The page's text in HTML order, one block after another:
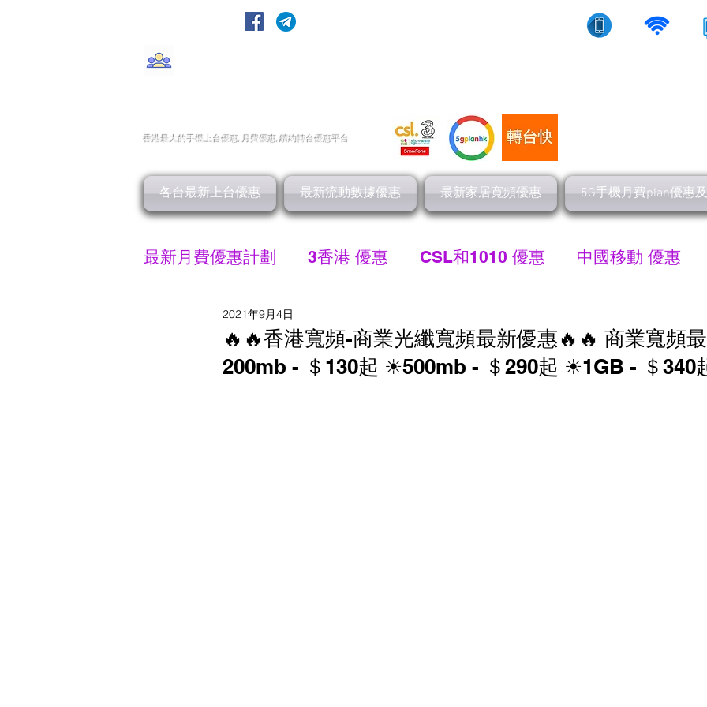
香港最大的手機上台優惠, 月費優惠,續約轉台優惠平台
各台最新上台優惠 最新流動數據優惠 最新家居寬頻優惠 5G手機月費plan優惠
最新月費優惠計劃 3香港 優惠 CSL和1010 優惠 中國移動 優惠
SMARTONE 優惠
香港寬頻 優惠 NOW 優惠
🔥🔥香港寬頻-商業光纖寬頻最新優惠🔥🔥 商業寬頻
200mb - ＄130起 ☀500mb - ＄290起 ☀1GB - ＄340
2021年9月4日